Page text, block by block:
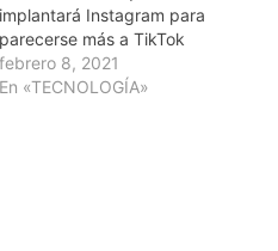
implantará Instagram para
parecerse más a TikTok
febrero 8, 2021
En «TECNOLOGÍA»